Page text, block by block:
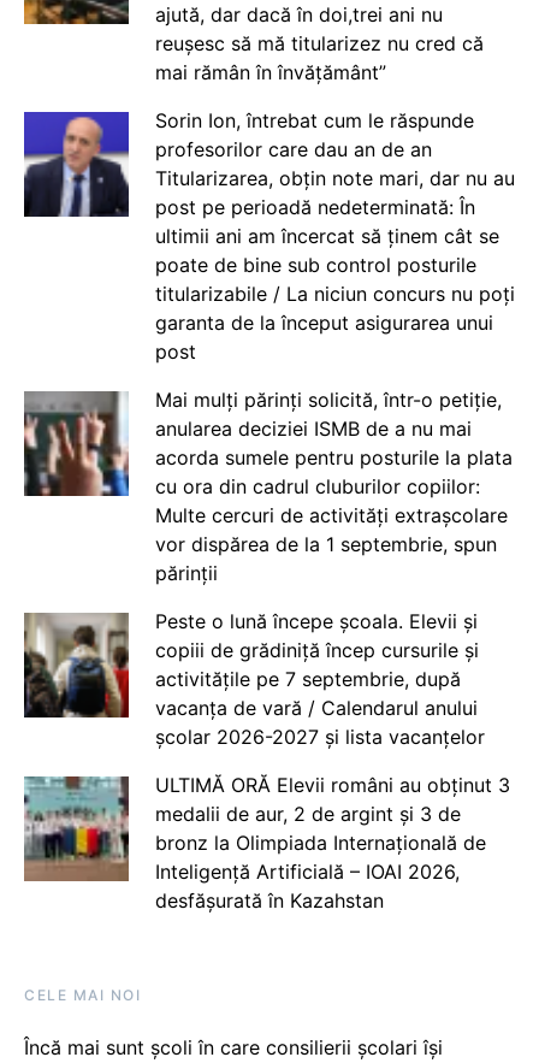
ajută, dar dacă în doi,trei ani nu
reușesc să mă titularizez nu cred că
mai rămân în învățământ”
Sorin Ion, întrebat cum le răspunde
profesorilor care dau an de an
Titularizarea, obțin note mari, dar nu au
post pe perioadă nedeterminată: În
ultimii ani am încercat să ținem cât se
poate de bine sub control posturile
titularizabile / La niciun concurs nu poți
garanta de la început asigurarea unui
post
Mai mulți părinți solicită, într-o petiție,
anularea deciziei ISMB de a nu mai
acorda sumele pentru posturile la plata
cu ora din cadrul cluburilor copiilor:
Multe cercuri de activități extrașcolare
vor dispărea de la 1 septembrie, spun
părinții
Peste o lună începe școala. Elevii și
copiii de grădiniță încep cursurile și
activitățile pe 7 septembrie, după
vacanța de vară / Calendarul anului
școlar 2026-2027 și lista vacanțelor
ULTIMĂ ORĂ Elevii români au obținut 3
medalii de aur, 2 de argint și 3 de
bronz la Olimpiada Internațională de
Inteligență Artificială – IOAI 2026,
desfășurată în Kazahstan
CELE MAI NOI
Încă mai sunt școli în care consilierii școlari își